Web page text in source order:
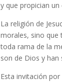
y que propician
La religión de
morales, sino que
toda rama de la
son de Dios y han
Esta invitación